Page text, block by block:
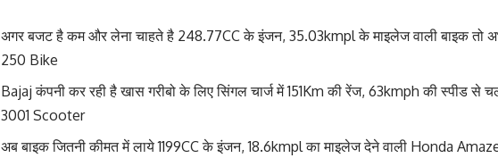
अगर बजट है कम और लेना चाहते है 248.77CC के इंजन, 35.03kmpl के माइलेज वाली बाइक तो
250 Bike
Bajaj कंपनी कर रही है खास गरीबो के लिए सिंगल चार्ज में 151Km की रेंज, 63kmph की स्पीड से
3001 Scooter
अब बाइक जितनी कीमत में लाये 1199CC के इंजन, 18.6kmpl का माइलेज देने वाली Honda